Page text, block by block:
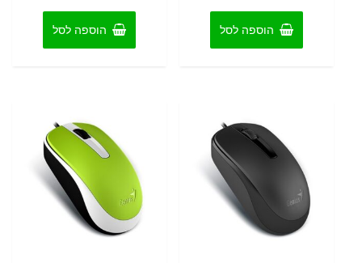
הוספה לסל הוספה לסל